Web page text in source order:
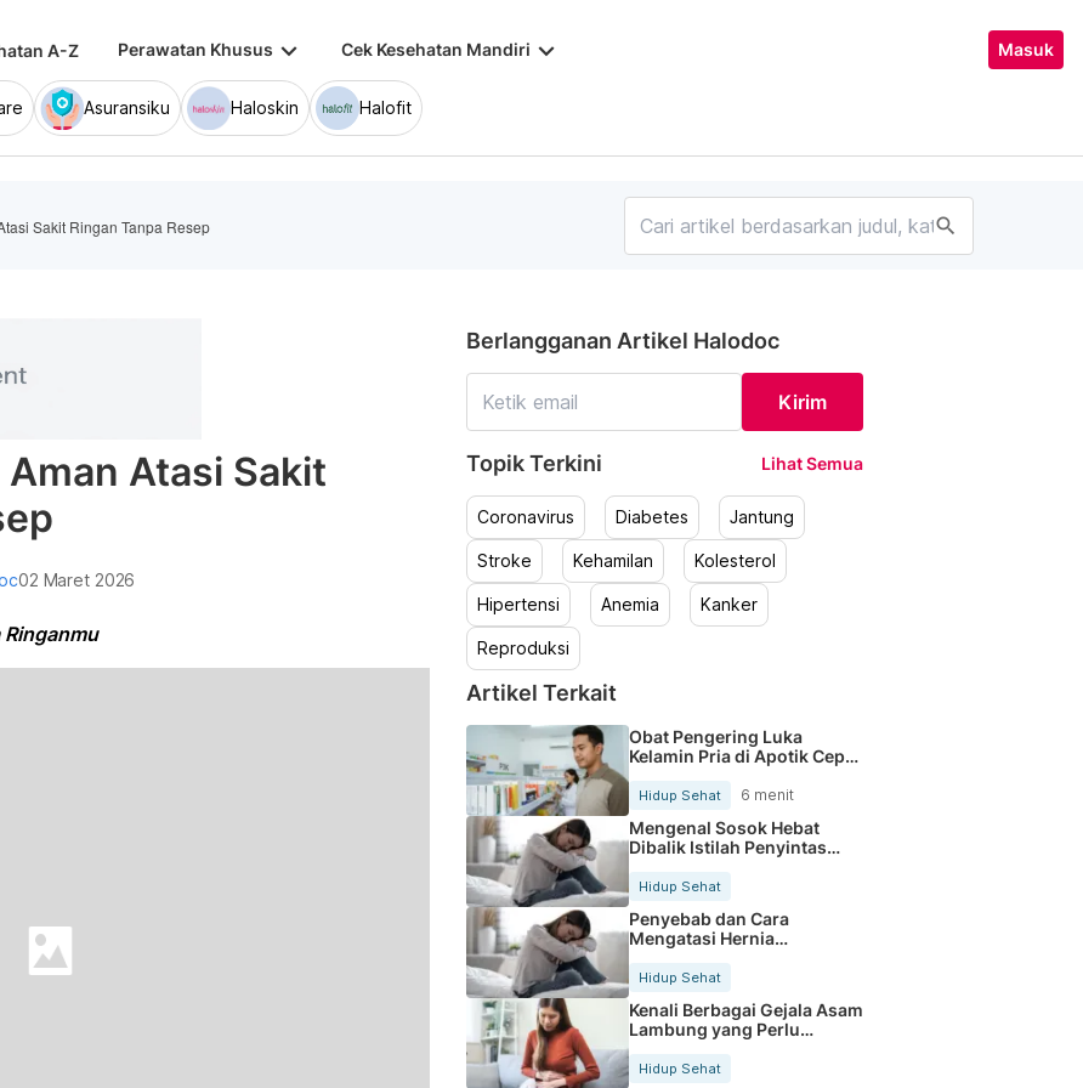
A-Z Perawatan Khusus keyboard_arrow_down Cek Kesehatan Mandiri keyboard_arrow_down Masuk
Asuransiku Haloskin Halofit
Sakit Ringan Tanpa Resep search
Atasi Sakit
02 Maret 2026
Ringanmu
Berlangganan Artikel Halodoc
Kirim
Topik Terkini Lihat Semua
Coronavirus Diabetes Jantung
Stroke Kehamilan Kolesterol
Hipertensi Anemia Kanker
Reproduksi
Artikel Terkait
Obat Pengering Luka
Kelamin Pria di Apotik Cepat
Hidup Sehat 6 menit
Mengenal Sosok Hebat
Dibalik Istilah Penyintas
Hidup Sehat
Penyebab dan Cara
Mengatasi Hernia
Hidup Sehat
Kenali Berbagai Gejala Asam
Lambung yang Perlu
Diwaspadai
Hidup Sehat